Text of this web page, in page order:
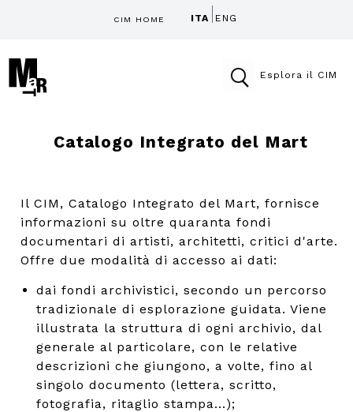
CIM HOME ITA ENG
Esplora il CIM
Catalogo Integrato del Mart
Il CIM, Catalogo Integrato del Mart, fornisce
informazioni su oltre quaranta fondi
documentari di artisti, architetti, critici d'arte.
Offre due modalità di accesso ai dati:
dai fondi archivistici, secondo un percorso
tradizionale di esplorazione guidata. Viene
illustrata la struttura di ogni archivio, dal
generale al particolare, con le relative
descrizioni che giungono, a volte, fino al
singolo documento (lettera, scritto,
fotografia, ritaglio stampa...);